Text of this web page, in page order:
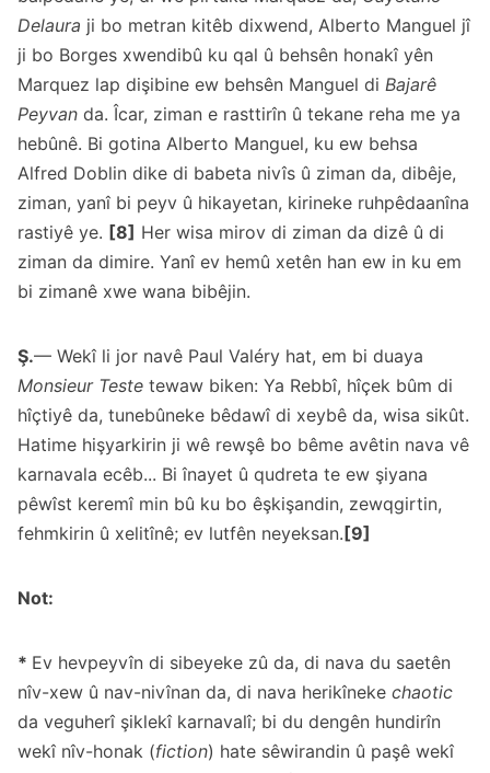
Delaura ji bo metran kitêb dixwend, Alberto Manguel jî
ji bo Borges xwendibû ku qal û behsên honakî yên
Marquez lap dişibine ew behsên Manguel di Bajarê
Peyvan da. Îcar, ziman e rasttirîn û tekane reha me ya
hebûnê. Bi gotina Alberto Manguel, ku ew behsa
Alfred Doblin dike di babeta nivîs û ziman da, dibêje,
ziman, yanî bi peyv û hikayetan, kirineke ruhpêdaanîna
rastiyê ye. [8] Her wisa mirov di ziman da dizê û di
ziman da dimire. Yanî ev hemû xetên han ew in ku em
bi zimanê xwe wana bibêjin.
Ş.— Wekî li jor navê Paul Valéry hat, em bi duaya
Monsieur Teste tewaw biken: Ya Rebbî, hîçek bûm di
hîçtiyê da, tunebûneke bêdawî di xeybê da, wisa sikût.
Hatime hişyarkirin ji wê rewşê bo bême avêtin nava vê
karnavala ecêb... Bi înayet û qudreta te ew şiyana
pêwîst keremî min bû ku bo êşkişandin, zewqgirtin,
fehmkirin û xelitînê; ev lutfên neyeksan. [9]
Not:
* Ev hevpeyvîn di sibeyeke zû da, di nava du saetên
nîv-xew û nav-nivînan da, di nava herikîneke chaotic
da veguherî şiklekî karnavalî; bi du dengên hundirîn
wekî nîv-honak (fiction) hate sêwirandin û paşê wekî